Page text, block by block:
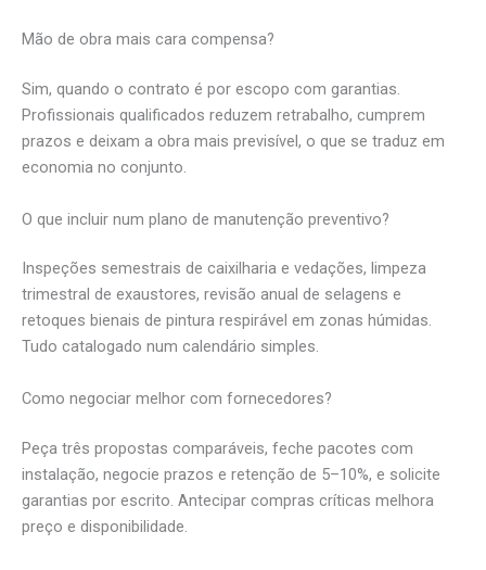
Mão de obra mais cara compensa?
Sim, quando o contrato é por escopo com garantias.
Profissionais qualificados reduzem retrabalho, cumprem
prazos e deixam a obra mais previsível, o que se traduz em
economia no conjunto.
O que incluir num plano de manutenção preventivo?
Inspeções semestrais de caixilharia e vedações, limpeza
trimestral de exaustores, revisão anual de selagens e
retoques bienais de pintura respirável em zonas húmidas.
Tudo catalogado num calendário simples.
Como negociar melhor com fornecedores?
Peça três propostas comparáveis, feche pacotes com
instalação, negocie prazos e retenção de 5–10%, e solicite
garantias por escrito. Antecipar compras críticas melhora
preço e disponibilidade.